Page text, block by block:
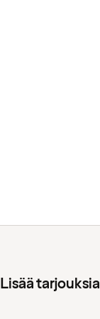
Lisää tarjouksia